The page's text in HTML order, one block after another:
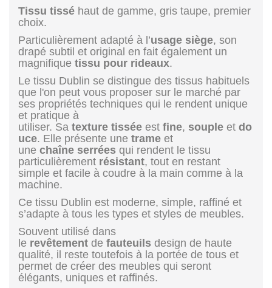
Tissu tissé haut de gamme, gris taupe, premier
choix.
Particulièrement adapté à l’usage siège, son
drapé subtil et original en fait également un
magnifique tissu pour rideaux.
Le tissu Dublin se distingue des tissus habituels
que l'on peut vous proposer sur le marché par
ses propriétés techniques qui le rendent unique
et pratique à
utiliser. Sa texture tissée est fine, souple et do
uce. Elle présente une trame et
une chaîne serrées qui rendent le tissu
particulièrement résistant, tout en restant
simple et facile à coudre à la main comme à la
machine.
Ce tissu Dublin est moderne, simple, raffiné et
s’adapte à tous les types et styles de meubles.
Souvent utilisé dans
le revêtement de fauteuils design de haute
qualité, il reste toutefois à la portée de tous et
permet de créer des meubles qui seront
élégants, uniques et raffinés.